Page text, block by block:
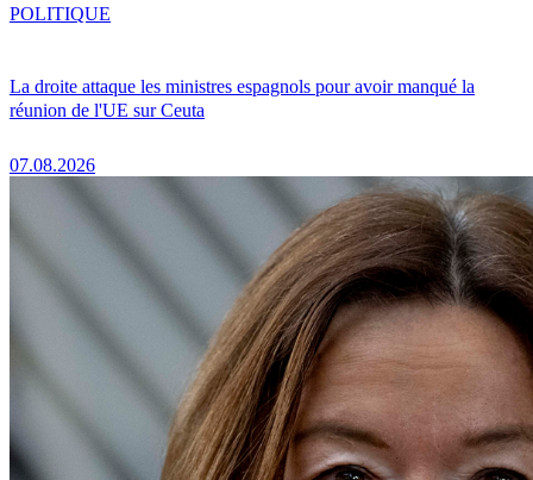
La droite attaque les ministres espagnols pour avoir manqué la
réunion de l'UE sur Ceuta
07.08.2026
POLITIQUE